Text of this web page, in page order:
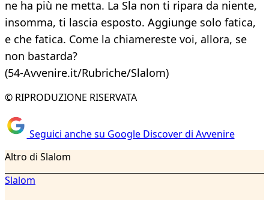
ne ha più ne metta. La Sla non ti ripara da niente,
insomma, ti lascia esposto. Aggiunge solo fatica,
e che fatica. Come la chiamereste voi, allora, se
non bastarda?
(54-Avvenire.it/Rubriche/Slalom)
© RIPRODUZIONE RISERVATA
Seguici anche su Google Discover di Avvenire
Altro di Slalom
Slalom